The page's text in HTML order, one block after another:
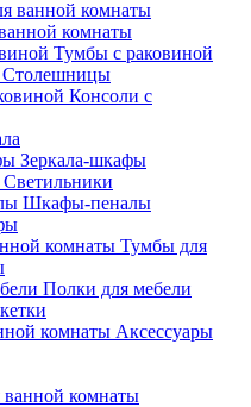
комнаты
Тумбы с раковиной
Столешницы
Консоли с
Зеркала-шкафы
Светильники
Шкафы-пеналы
Тумбы для
Полки для мебели
Аксессуары
ванной комнаты